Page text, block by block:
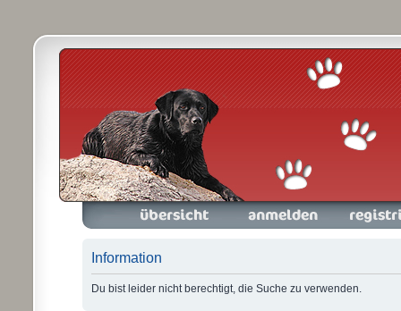
Foren-Übersicht Anmelden Registrieren
Information
Du bist leider nicht berechtigt, die Suche zu verwenden.